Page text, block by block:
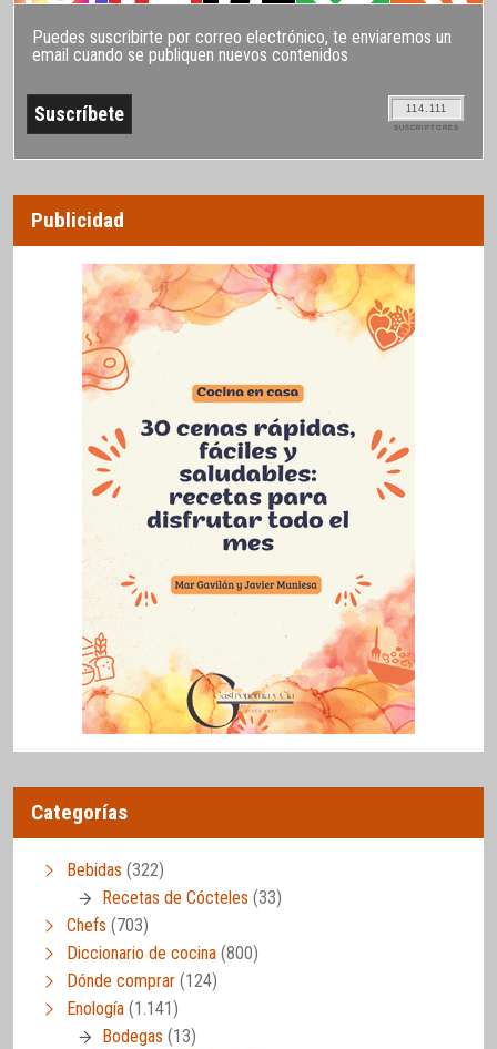
Puedes suscribirte por correo electrónico, te enviaremos un
email cuando se publiquen nuevos contenidos
114.111
SUSCRIPTORES
Publicidad
Categorías
Bebidas (322)
Recetas de Cócteles (33)
Chefs (703)
Diccionario de cocina (800)
Dónde comprar (124)
Enología (1.141)
Bodegas (13)